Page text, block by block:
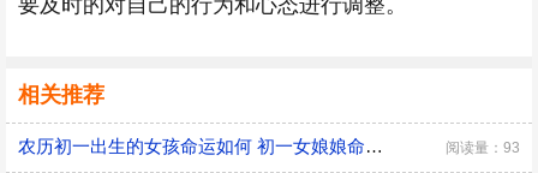
要及时的对自己的行为和心态进行调整。
相关推荐
农历初一出生的女孩命运如何 初一女娘娘命什么意思 阅读量：93